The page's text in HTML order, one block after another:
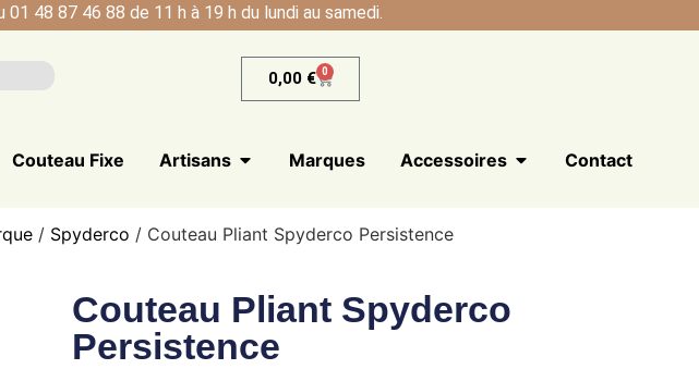
48 87 46 88 de 11 h à 19 h du lundi au samedi.
0,00 € 0
Couteau Fixe Artisans Marques Accessoires Contact
/ Spyderco / Couteau Pliant Spyderco Persistence
Couteau Pliant Spyderco
Persistence